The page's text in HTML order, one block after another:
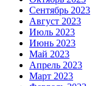
Сентябрь 2023
Август 2023
Июль 2023
Июнь 2023
Май 2023
Апрель 2023
Март 2023